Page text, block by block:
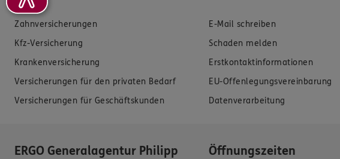
Zahnversicherungen
Kfz-Versicherung
Krankenversicherung
Versicherungen für den privaten Bedarf
Versicherungen für Geschäftskunden
E-Mail schreiben
Schaden melden
Erstkontaktinformationen
EU-Offenlegungsvereinbarung
Datenverarbeitung
ERGO Generalagentur Philipp
Öffnungszeiten